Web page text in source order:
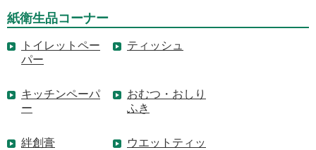
紙衛生品コーナー
トイレットペー
パー
ティッシュ
キッチンペーパ
ー
おむつ・おしり
ふき
絆創膏
ウエットティッ